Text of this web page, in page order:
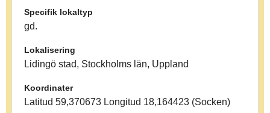
Specifik lokaltyp
gd.
Lokalisering
Lidingö stad, Stockholms län, Uppland
Koordinater
Latitud 59,370673 Longitud 18,164423 (Socken)